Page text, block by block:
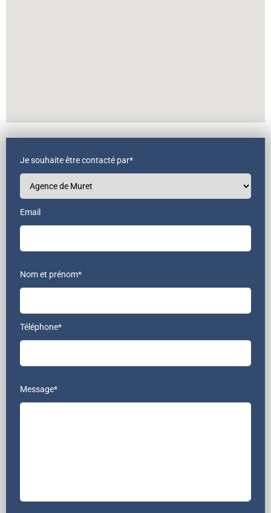
Je souhaite être contacté par*
Email
Nom et prénom*
Téléphone*
Message*